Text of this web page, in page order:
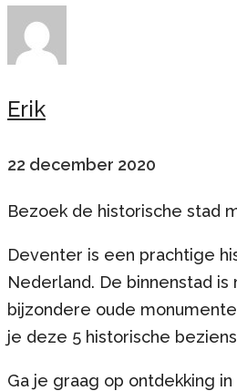
Erik
22 december 2020
Bezoek de historische stad
Deventer is een prachtige
Nederland. De binnenstad
bijzondere oude
je deze 5 historische
Ga je graag op ontdekking